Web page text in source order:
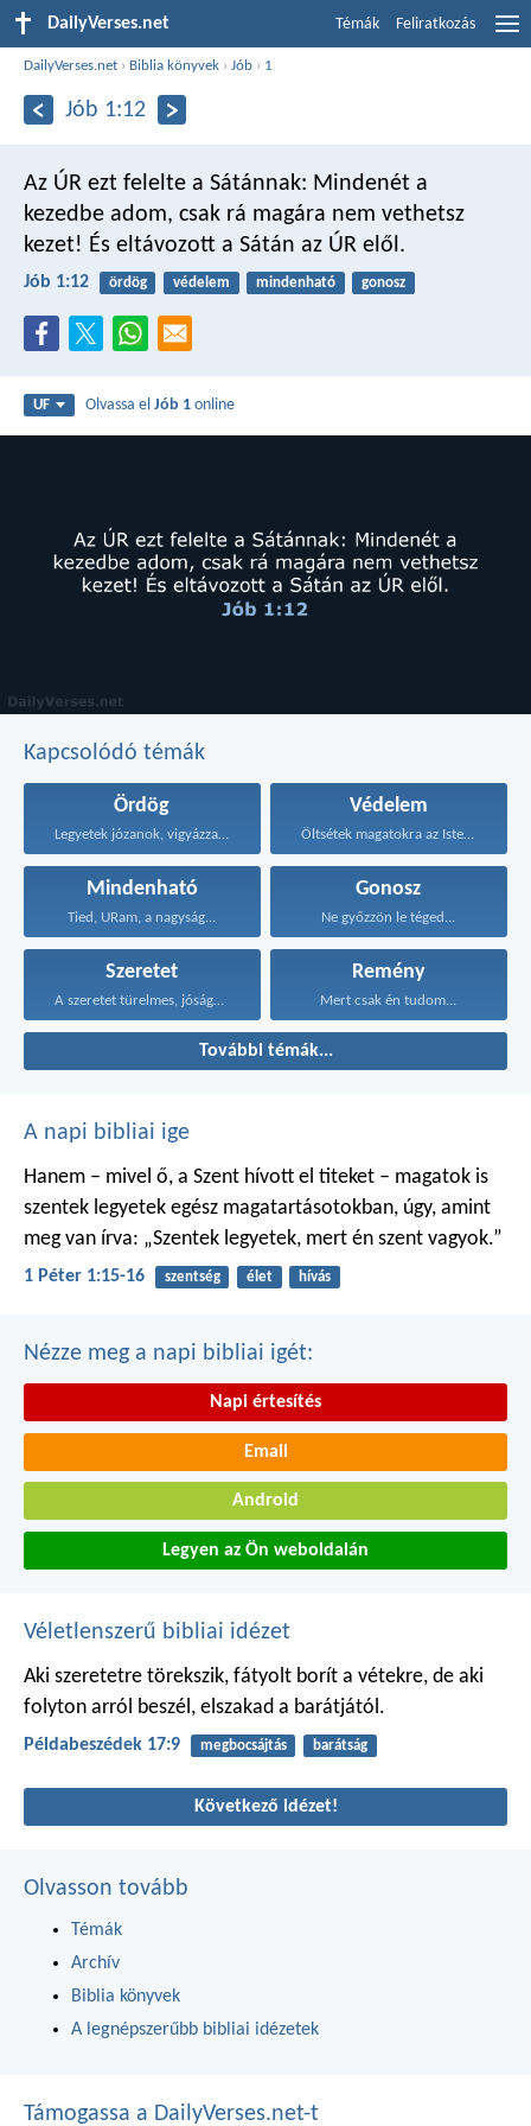
DailyVerses.net Témák Feliratkozás
DailyVerses.net › Biblia könyvek ›Jób › 1
Jób 1:12
Az ÚR ezt felelte a Sátánnak: Mindenét a
kezedbe adom, csak rá magára nem vethetsz
kezet! És eltávozott a Sátán az ÚR elől.
Jób 1:12 ördög védelem mindenható gonosz
UF Olvassa elJób 1 online
Kapcsolódó témák
Ördög
Legyetek józanok, vigyázzatok, mert...
Védelem
Öltsétek magatokra az Isten...
Mindenható
Tied, URam, a nagyság...
Gonosz
Ne győzzön le téged...
Szeretet
A szeretet türelmes, jóságos...
Remény
Mert csak én tudom...
További témák...
A napi bibliai ige
Hanem – mivel ő, a Szent hívott el titeket – magatok is
szentek legyetek egész magatartásotokban, úgy, amint
meg van írva: „Szentek legyetek, mert én szent vagyok.”
1 Péter 1:15-16 szentség élet hívás
Nézze meg a napi bibliai igét:
Napi értesítés
Email
Android
Legyen az Ön weboldalán
Véletlenszerű bibliai idézet
Aki szeretetre törekszik, fátyolt borít a vétekre, de aki
folyton arról beszél, elszakad a barátjától.
Példabeszédek 17:9 megbocsájtás barátság
Következő idézet!
Olvasson tovább
Témák
Archív
Biblia könyvek
A legnépszerűbb bibliai idézetek
Támogassa a DailyVerses.net-t